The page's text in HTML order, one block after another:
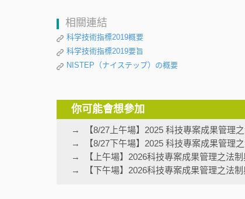
相關連結
科学技術指標2019概要
科学技術指標2019要旨
NISTEP（ナイステップ）の概要
你可能會想參加
【8/27上午場】2025 科技專案成果管理
【8/27下午場】2025 科技專案成果管理
【上午場】2026科技專案成果管理之法
【下午場】2026科技專案成果管理之法